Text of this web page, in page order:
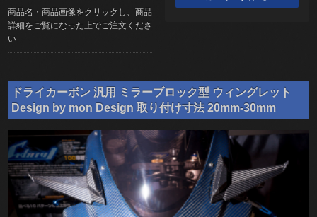
商品名・商品画像をクリックし、商品
詳細をご覧になった上でご注文くださ
い
ドライカーボン 汎用 ミラーブロック型 ウィングレット
Design by mon Design 取り付け寸法 20mm-30mm